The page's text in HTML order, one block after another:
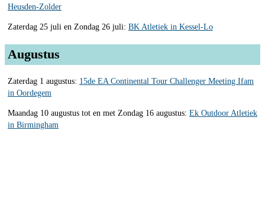
Heusden-Zolder
Zaterdag 25 juli en Zondag 26 juli: BK Atletiek in Kessel-Lo
Augustus
Zaterdag 1 augustus: 15de EA Continental Tour Challenger Meeting Ifam
in Oordegem
Maandag 10 augustus tot en met Zondag 16 augustus: Ek Outdoor Atletiek
in Birmingham